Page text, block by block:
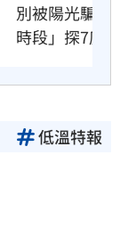
別被陽光騙！
時段」探7度
低溫特報